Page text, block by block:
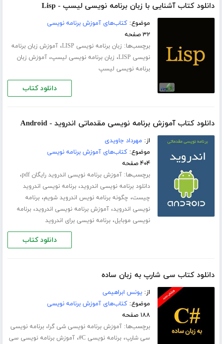
دانلود کتاب آشنایی با زبان برنامه نویسی لیسپ - Lisp
موضوع:کتاب‌های آموزش برنامه نویسی
۳۲ صفحه
برچسب‌ها: زبان برنامه نویسی LISP ،آموزش زبان برنامه
نویسی LISP
، زبان برنامه نویسی لیسپ،آموزش زبان
برنامه نویسی لیسپ
دانلود کتاب
دانلود کتاب آموزش برنامه نویسی مقدماتی اندروید - Android
از: مهرداد جاویدی
موضوع:کتاب‌های آموزش برنامه نویسی
۴۰۴ صفحه
برچسب‌ها:آموزش برنامه نویسی اندروید رایگان pdf ،
دانلود برنامه نویسی اندروید،برنامه نویسی اندروید
چیست، چگونه برنامه نویس اندروید شویم،برنامه
نویسی اندروید،آموزش برنامه نویسی اندروید،برنامه
نویسی موبایل،برنامه نویسی برای اندروید
دانلود کتاب
دانلود کتاب سی شارپ به زبان ساده
از:یونس ابراهیمی
موضوع:کتاب‌های آموزش برنامه نویسی
۱۸۸ صفحه
برچسب‌ها:آموزش برنامه نویسی شی گرا،برنامه نویسی
سی شارپ،برنامه نویسی C# ،آموزش برنامه نویسی سی